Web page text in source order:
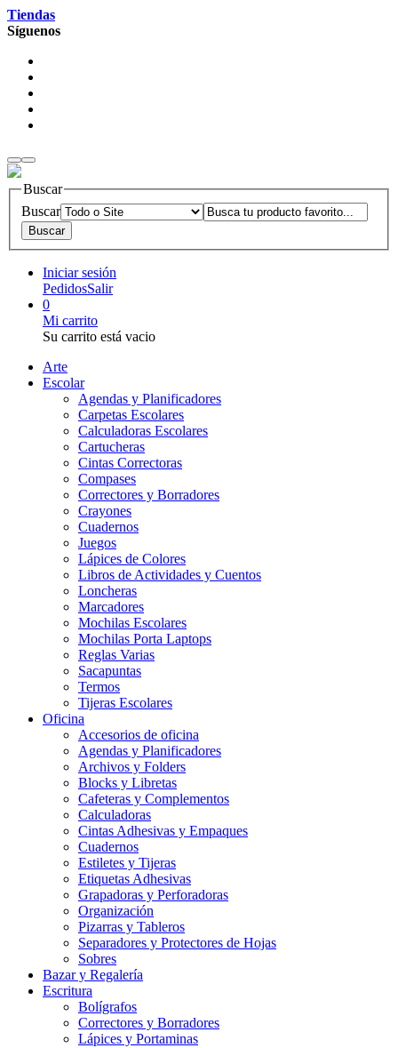
Tiendas
Síguenos
Buscar
Buscar
Iniciar sesión
PedidosSalir
0
Mi carrito
Su carrito está vacio
Arte
Escolar
Agendas y Planificadores
Carpetas Escolares
Calculadoras Escolares
Cartucheras
Cintas Correctoras
Compases
Correctores y Borradores
Crayones
Cuadernos
Juegos
Lápices de Colores
Libros de Actividades y Cuentos
Loncheras
Marcadores
Mochilas Escolares
Mochilas Porta Laptops
Reglas Varias
Sacapuntas
Termos
Tijeras Escolares
Oficina
Accesorios de oficina
Agendas y Planificadores
Archivos y Folders
Blocks y Libretas
Cafeteras y Complementos
Calculadoras
Cintas Adhesivas y Empaques
Cuadernos
Estiletes y Tijeras
Etiquetas Adhesivas
Grapadoras y Perforadoras
Organización
Pizarras y Tableros
Separadores y Protectores de Hojas
Sobres
Bazar y Regalería
Escritura
Bolígrafos
Correctores y Borradores
Lápices y Portaminas